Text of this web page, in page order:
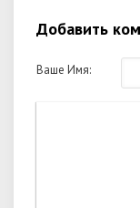
Добавить
Ваше Имя: